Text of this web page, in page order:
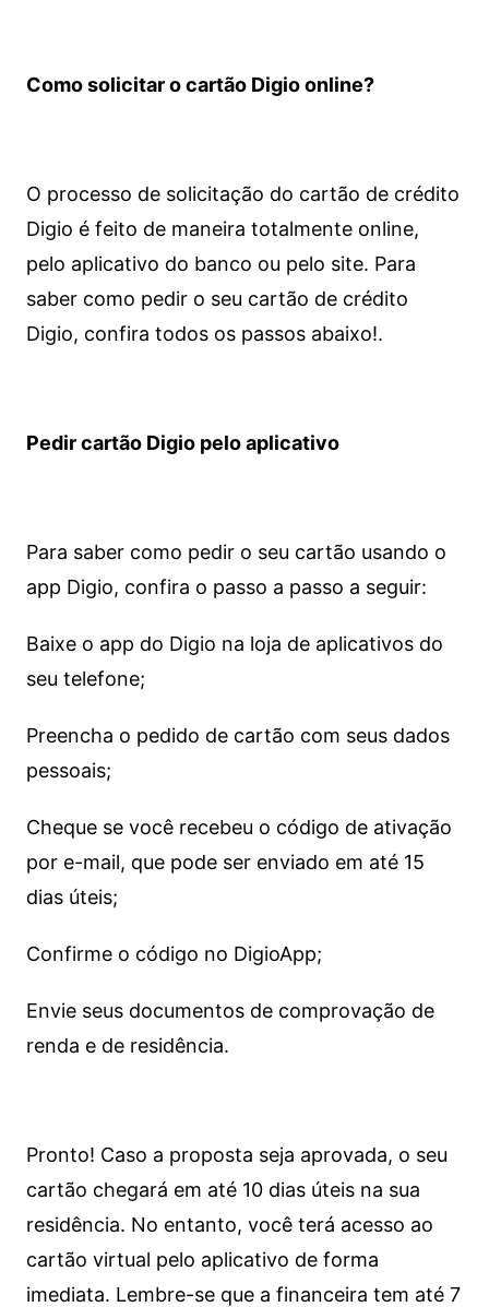
Como solicitar o cartão Digio online?
O processo de solicitação do cartão de crédito
Digio é feito de maneira totalmente online,
pelo aplicativo do banco ou pelo site. Para
saber como pedir o seu cartão de crédito
Digio, confira todos os passos abaixo!.
Pedir cartão Digio pelo aplicativo
Para saber como pedir o seu cartão usando o
app Digio, confira o passo a passo a seguir:
Baixe o app do Digio na loja de aplicativos do
seu telefone;
Preencha o pedido de cartão com seus dados
pessoais;
Cheque se você recebeu o código de ativação
por e-mail, que pode ser enviado em até 15
dias úteis;
Confirme o código no DigioApp;
Envie seus documentos de comprovação de
renda e de residência.
Pronto! Caso a proposta seja aprovada, o seu
cartão chegará em até 10 dias úteis na sua
residência. No entanto, você terá acesso ao
cartão virtual pelo aplicativo de forma
imediata. Lembre-se que a financeira tem até 7